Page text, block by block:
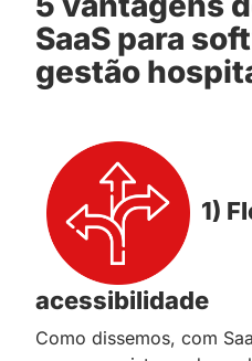
SaaS para
gestão
1)
acessibilidade
Como dissemos, com